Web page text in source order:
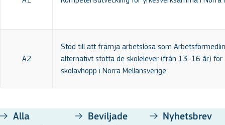
A2
Stöd till att främja arbetslösa som
alternativt stötta de skolelever (från 13–16 år)
skolavhopp i Norra Mellansverige
Alla
Beviljade
Nyhetsbrev